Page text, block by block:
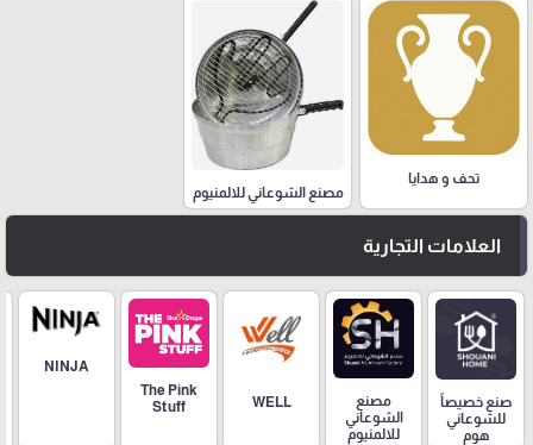
تحف و هدايا
مصنع الشوعاني للالمنيوم
العلامات التجارية
صنع خصيصاً
للشوعاني
هوم
مصنع
الشوعاني
للالمنيوم
WELL
The Pink
Stuff
NINJA